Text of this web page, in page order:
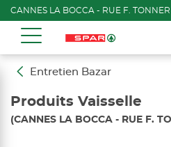
CANNES LA BOCCA - RUE F. TONNER
Entretien Bazar
Produits Vaisselle
(CANNES LA BOCCA - RUE F.